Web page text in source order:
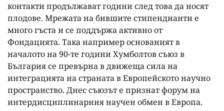
контакти продължават години след това да носят
плодове. Мрежата на бившите стипендианти е
много гъста и се поддържа активно от
Фондацията. Така например основаният в
началото на 90-те години Хумболтов съюз в
България се превърна в движеща сила на
интеграцията на страната в Европейското научно
пространство. Днес съюзът е признат форум на
интердисциплинарния научен обмен в Европа.